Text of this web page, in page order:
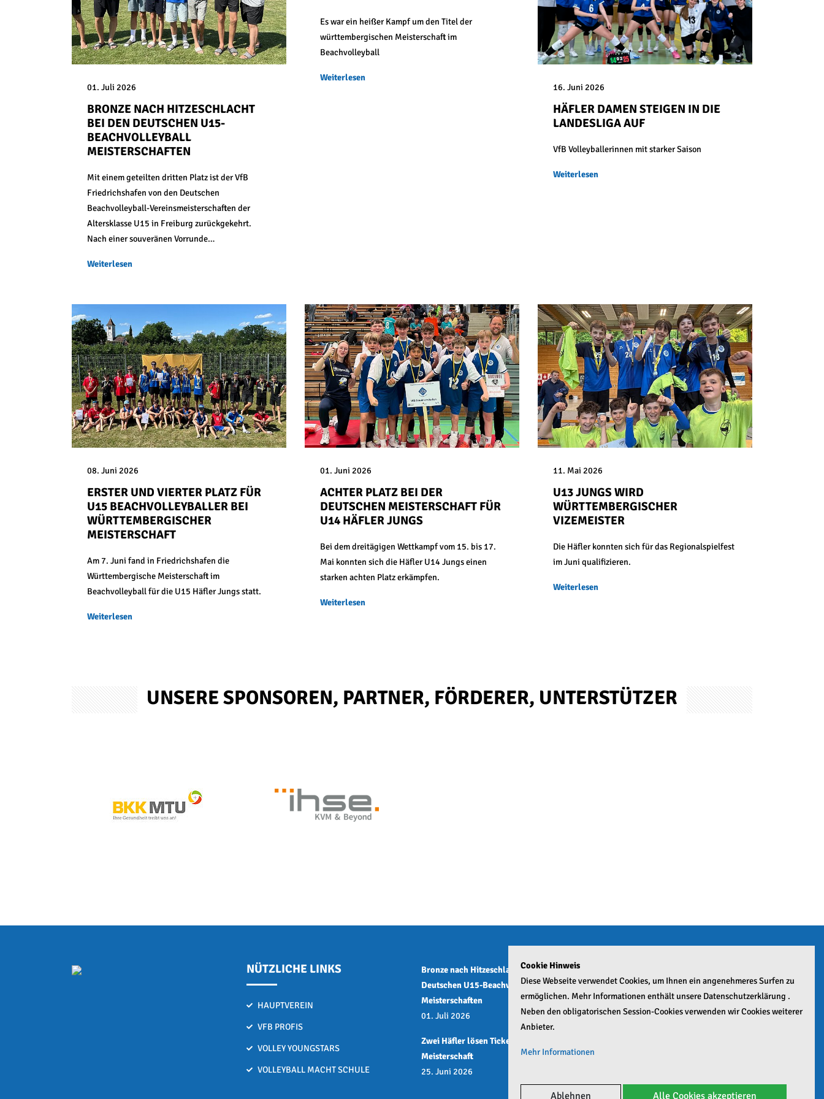
01. Juli 2026
BRONZE NACH HITZESCHLACHT
BEI DEN DEUTSCHEN U15-
BEACHVOLLEYBALL
MEISTERSCHAFTEN
Mit einem geteilten dritten Platz ist der VfB
Friedrichshafen von den Deutschen
Beachvolleyball-Vereinsmeisterschaften der
Altersklasse U15 in Freiburg zurückgekehrt.
Nach einer souveränen Vorrunde…
Weiterlesen
Es war ein heißer Kampf um den Titel der
württembergischen Meisterschaft im
Beachvolleyball
Weiterlesen
16. Juni 2026
HÄFLER DAMEN STEIGEN IN DIE
LANDESLIGA AUF
VfB Volleyballerinnen mit starker Saison
Weiterlesen
08. Juni 2026
ERSTER UND VIERTER PLATZ FÜR
U15 BEACHVOLLEYBALLER BEI
WÜRTTEMBERGISCHER
MEISTERSCHAFT
Am 7. Juni fand in Friedrichshafen die
Württembergische Meisterschaft im
Beachvolleyball für die U15 Häfler Jungs statt.
Weiterlesen
01. Juni 2026
ACHTER PLATZ BEI DER
DEUTSCHEN MEISTERSCHAFT FÜR
U14 HÄFLER JUNGS
Bei dem dreitägigen Wettkampf vom 15. bis 17.
Mai konnten sich die Häfler U14 Jungs einen
starken achten Platz erkämpfen.
Weiterlesen
11. Mai 2026
U13 JUNGS WIRD
WÜRTTEMBERGISCHER
VIZEMEISTER
Die Häfler konnten sich für das Regionalspielfest
im Juni qualifizieren.
Weiterlesen
UN­SE­RE SPON­SO­REN, PART­NER, FÖR­DE­RER, UN­TER­STÜT­ZER
NÜTZLICHE LINKS
HAUPTVEREIN
VFB PROFIS
VOLLEY YOUNGSTARS
VOLLEYBALL MACHT SCHULE
Bronze nach Hitzeschlacht bei den
Deutschen U15-Beachvolleyball
Meisterschaften
01. Juli 2026
Zwei Häfler lösen Ticket zur Deutschen
Meisterschaft
25. Juni 2026
Cookie Hinweis
Diese Webseite verwendet Cookies, um Ihnen ein angenehmeres Surfen zu
ermöglichen. Mehr Informationen enthält unsere Datenschutzerklärung .
Neben den obligatorischen Session-Cookies verwenden wir Cookies weiterer
Anbieter.
Mehr Informationen
Ablehnen Alle Cookies akzeptieren